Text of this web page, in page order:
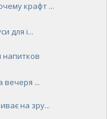
крафт ...
для і...
вечеря ...
на зру...